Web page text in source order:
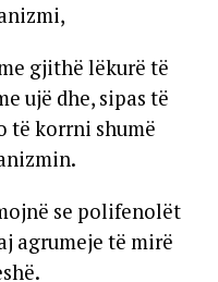
gjithë lëkurë të
ujë dhe, sipas të
të korrni shumë
se polifenolët
agrumeje të mirë